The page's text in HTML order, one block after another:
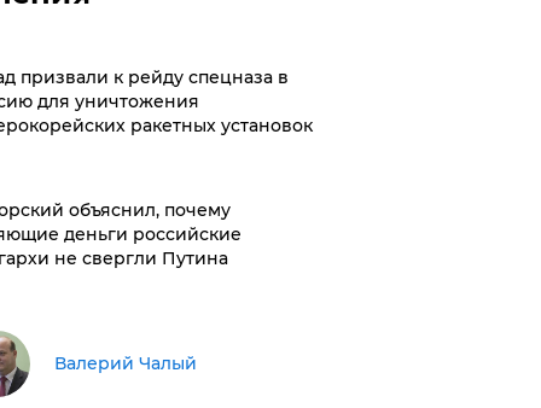
призвали к рейду спецназа в
для уничтожения
ракетных установок
объяснил, почему
деньги российские
не свергли Путина
Валерий Чалый